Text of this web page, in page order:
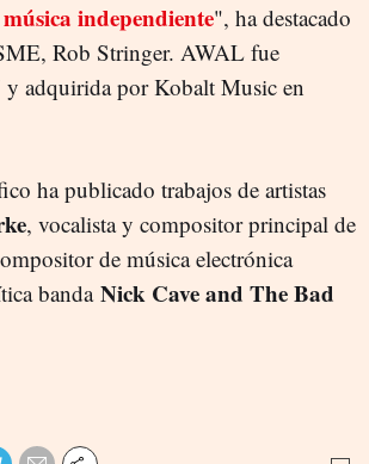
música independiente", ha destacado
Rob Stringer. AWAL fue
y adquirida por Kobalt Music en
ha publicado trabajos de artistas
, vocalista y compositor principal de
de música electrónica
banda Nick Cave and The Bad